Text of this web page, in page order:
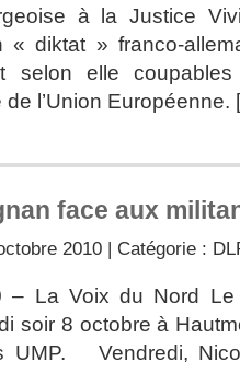
à la Justice
« diktat » franco-
selon elle
l’Union
face aux
2010 | Catégorie :
– La Voix du Nord
soir 8 octobre à
UMP. Vendredi,